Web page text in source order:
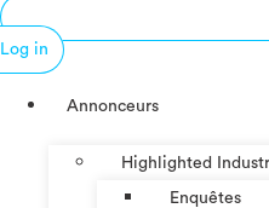
Log in
Annonceurs
Highlighted
Enquêtes